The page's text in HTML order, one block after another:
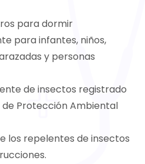
para dormir
para infantes, niños,
y personas
de insectos registrado
de Protección Ambiental
los repelentes de insectos